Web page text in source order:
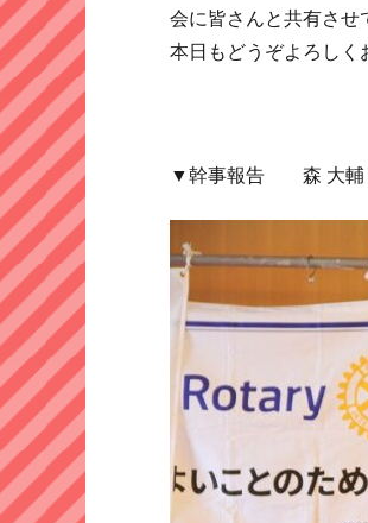
会に皆さんと共有させ
本日もどうぞよろしく
▼幹事報告 森 大